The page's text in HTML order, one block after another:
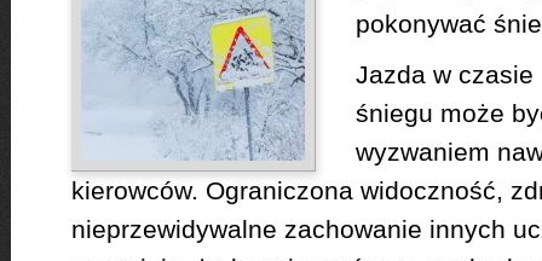
pokonywać
Jazda w czasie
śniegu może
wyzwaniem
kierowców. Ograniczona widoczność,
nieprzewidywalne zachowanie innych